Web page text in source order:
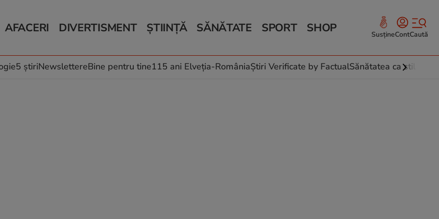
AFACERI
Auto
Locuri de muncă
DIVERTISMENT
Horoscop
Muzică și Filme
ȘTIINȚĂ
Schimbări climatice
SĂNĂTATE
Relații
Rețete culinare
SPORT SHOP SusțineContCaută
5 știriNewslettereBine pentru tine115 ani Elveția-RomâniaȘtiri Verificate by FactualSănătatea ca stil de